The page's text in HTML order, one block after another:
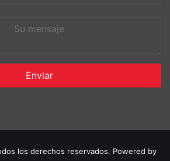
los derechos reservados. Powered by